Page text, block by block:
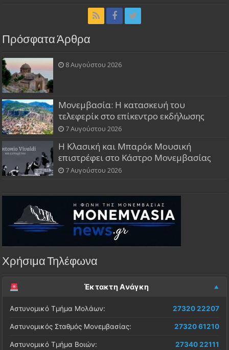
Πρόσφατα Άρθρα
8 Αυγούστου 2026
Μονεμβασία: Η κατασκευή του
τελεφερίκ στο επίκεντρο εκδήλωσης
7 Αυγούστου 2026
Η Κλασική και Μπαρόκ Μουσική
επιστρέφει στο Κάστρο Μονεμβασίας
7 Αυγούστου 2026
Χρήσιμα Τηλέφωνα
Έκτακτη Ανάγκη
Αστυνομικό Τμήμα Μολάων: 27320 22207
Αστυνομικός Σταθμός Μονεμβασίας: 27320 61210
Αστυνομικό Τμήμα Βοιών: 27340 22111